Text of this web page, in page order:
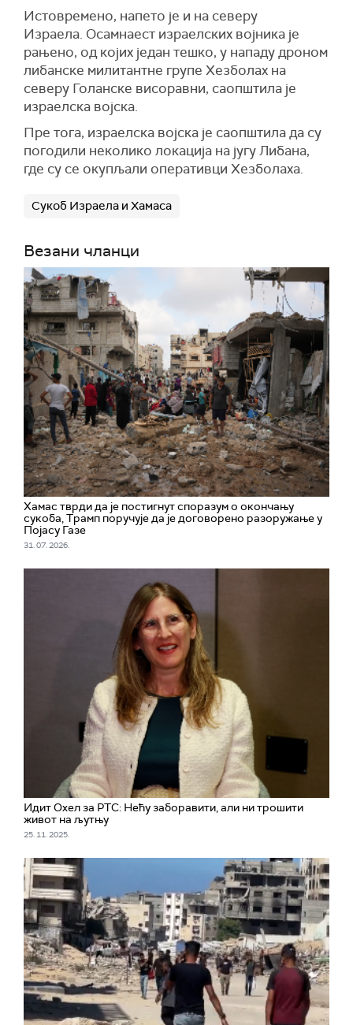
Истовремено, напето је и на северу
Израела. Осамнаест израелских војника је
рањено, од којих један тешко, у нападу дроном
либанске милитантне групе Хезболах на
северу Голанске висоравни, саопштила је
израелска војска.
Пре тога, израелска војска је саопштила да су
погодили неколико локација на југу Либана,
где су се окупљали оперативци Хезболаха.
Сукоб Израела и Хамаса
Везани чланци
Хамас тврди да је постигнут споразум о окончању
сукоба, Трамп поручује да је договорено разоружање у
Појасу Газе
31. 07. 2026.
Идит Охел за РТС: Нећу заборавити, али ни трошити
живот на љутњу
25. 11. 2025.